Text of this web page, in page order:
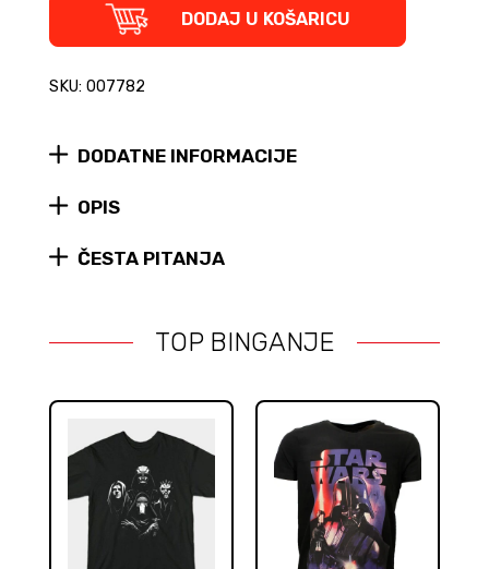
Mandalorian
Black
quantity
DODAJ U KOŠARICU
SKU: 007782
DODATNE INFORMACIJE
OPIS
ČESTA PITANJA
TOP BINGANJE